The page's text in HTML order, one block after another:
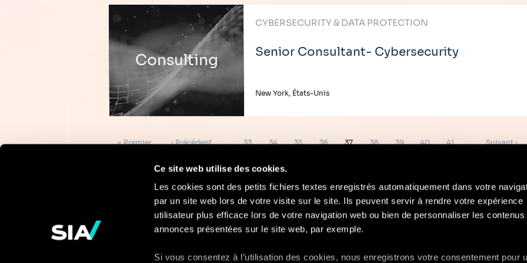
Ce site web utilise des cookies.
Les cookies sont des petits fichiers textes enregistrés automatiquement dans votre
par un site web lors de votre visite sur le site. Ils peuvent servir à rendre votre expérience
utilisateur plus efficace lors de votre navigation web ou bien de personnaliser les contenus
annonces présentées sur le site web, par exemple.
Si vous consentez à l’utilisation des cookies, nous enregistrons votre consentement pour
Consulting
CYBERSECURITY & DATA PROTECTION
Senior Consultant- Cybersecurity
New York, États-Unis
Première
« Premier
Page
‹ Précédent … Page
33 Page
34 Page
35 Page
36 Page
37 Page
38 Page
39 Page
40 Page
41 …
Page
Suivant ›
Pour en savoir
plus
Contact Mentions Légales